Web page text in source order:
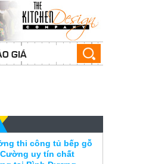
GIÁ
thi công tủ bếp gỗ
uy tín chất